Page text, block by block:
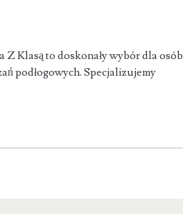
Klasą to doskonały wybór dla osób
podłogowych. Specjalizujemy